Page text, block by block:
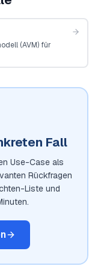
(AVM) für
Fall
Use-Case als
Rückfragen
Liste und